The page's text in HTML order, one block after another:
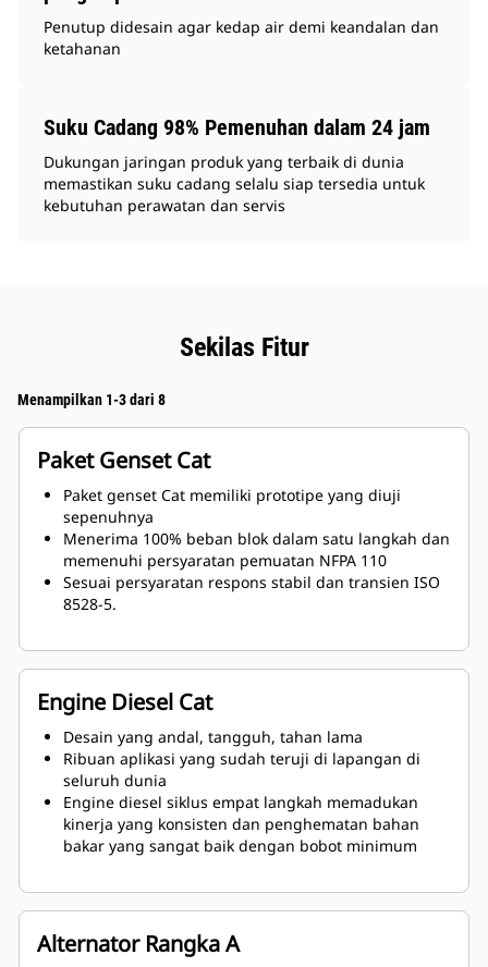
Penutup didesain agar kedap air demi keandalan dan
ketahanan
Suku Cadang 98% Pemenuhan dalam 24 jam
Dukungan jaringan produk yang terbaik di dunia
memastikan suku cadang selalu siap tersedia untuk
kebutuhan perawatan dan servis
Sekilas Fitur
Menampilkan 1-3 dari 8
Paket Genset Cat
Paket genset Cat memiliki prototipe yang diuji
sepenuhnya
Menerima 100% beban blok dalam satu langkah dan
memenuhi persyaratan pemuatan NFPA 110
Sesuai persyaratan respons stabil dan transien ISO
8528-5.
Engine Diesel Cat
Desain yang andal, tangguh, tahan lama
Ribuan aplikasi yang sudah teruji di lapangan di
seluruh dunia
Engine diesel siklus empat langkah memadukan
kinerja yang konsisten dan penghematan bahan
bakar yang sangat baik dengan bobot minimum
Alternator Rangka A